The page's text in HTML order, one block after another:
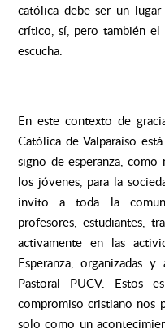
católica debe ser un
crítico, sí, pero también
escucha.
En este contexto de
Católica de Valparaíso
signo de esperanza, como
los jóvenes, para la
invito a toda la
profesores, estudiantes,
activamente en las
Esperanza, organizadas
Pastoral PUCV. Estos
compromiso cristiano nos
solo como un